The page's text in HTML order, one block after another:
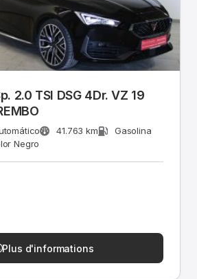
2.0 TSI DSG 4Dr. VZ 19
41.763 km
Gasolina
Negro
Plus d'informations